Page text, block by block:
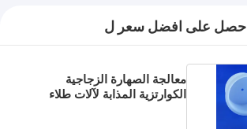
احصل على افضل سعر ل
معالجة الصهارة الزجاجية
الكوارتزية المذابة لآلات طلاء